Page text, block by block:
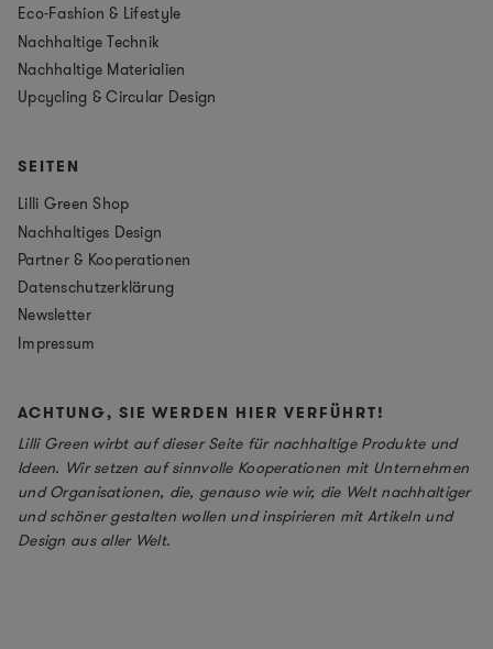
Eco-Fashion & Lifestyle
Nachhaltige Technik
Nachhaltige Materialien
Upcycling & Circular Design
SEITEN
Lilli Green Shop
Nachhaltiges Design
Partner & Kooperationen
Datenschutzerklärung
Newsletter
Impressum
ACHTUNG, SIE WERDEN HIER VERFÜHRT!
Lilli Green wirbt auf dieser Seite für nachhaltige Produkte und
Ideen. Wir setzen auf sinnvolle Kooperationen mit Unternehmen
und Organisationen, die, genauso wie wir, die Welt nachhaltiger
und schöner gestalten wollen und inspirieren mit Artikeln und
Design aus aller Welt.